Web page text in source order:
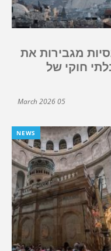
מגבירות את
חוקי של
05 March 2026
NEWS